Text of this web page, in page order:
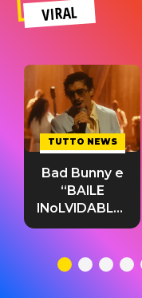
VIRAL
TUTTO NEWS
Bad Bunny e
“BAILE
INoLVIDABLE”:
testo,
significato